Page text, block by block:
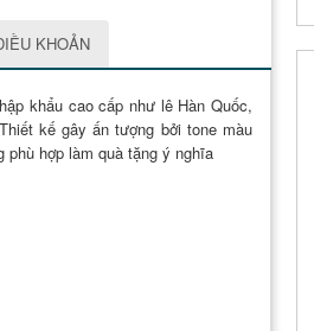
KHOẢN
khẩu cao cấp như lê Hàn Quốc,
kế gây ấn tượng bởi tone màu
phù hợp làm quà tặng ý nghĩa